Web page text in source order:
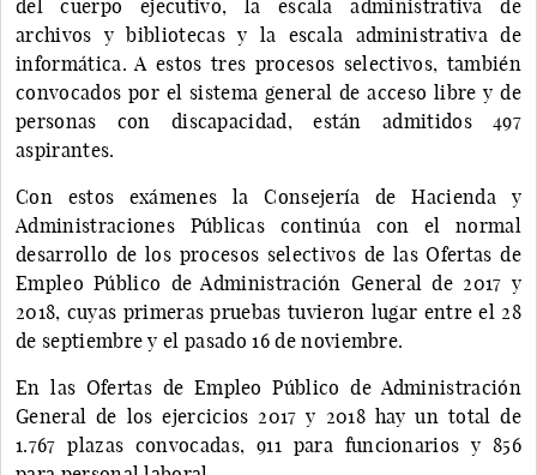
del cuerpo ejecutivo, la escala administrativa de
archivos y bibliotecas y la escala administrativa de
informática. A estos tres procesos selectivos, también
convocados por el sistema general de acceso libre y de
personas con discapacidad, están admitidos 497
aspirantes.
Con estos exámenes la Consejería de Hacienda y
Administraciones Públicas continúa con el normal
desarrollo de los procesos selectivos de las Ofertas de
Empleo Público de Administración General de 2017 y
2018, cuyas primeras pruebas tuvieron lugar entre el 28
de septiembre y el pasado 16 de noviembre.
En las Ofertas de Empleo Público de Administración
General de los ejercicios 2017 y 2018 hay un total de
1.767 plazas convocadas, 911 para funcionarios y 856